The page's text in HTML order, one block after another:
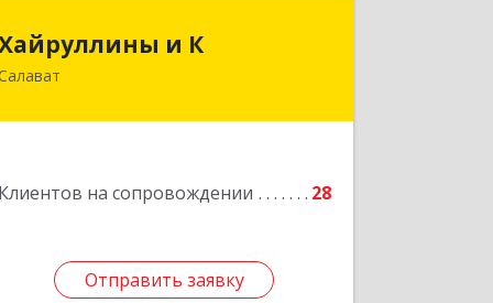
и К
Клиентов на сопровождении 28
Отправить заявку
453251, Башкортостан Респ, Салават
Отправить заявку